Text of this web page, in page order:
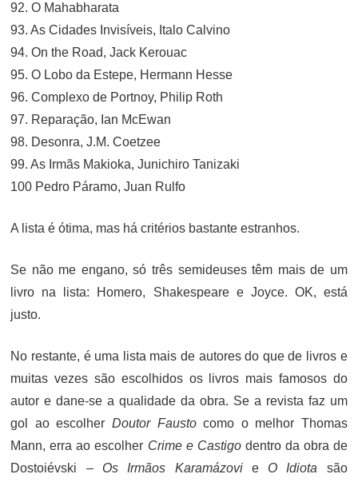
92. O Mahabharata
93. As Cidades Invisíveis, Italo Calvino
94. On the Road, Jack Kerouac
95. O Lobo da Estepe, Hermann Hesse
96. Complexo de Portnoy, Philip Roth
97. Reparação, Ian McEwan
98. Desonra, J.M. Coetzee
99. As Irmãs Makioka, Junichiro Tanizaki
100 Pedro Páramo, Juan Rulfo
A lista é ótima, mas há critérios bastante estranhos.
Se não me engano, só três semideuses têm mais de um
livro na lista: Homero, Shakespeare e Joyce. OK, está
justo.
No restante, é uma lista mais de autores do que de livros e
muitas vezes são escolhidos os livros mais famosos do
autor e dane-se a qualidade da obra. Se a revista faz um
gol ao escolher Doutor Faustocomo o melhor Thomas
Mann, erra ao escolher Crime e Castigo dentro da obra de
Dostoiévski – Os Irmãos Karamázovi e O Idiota são